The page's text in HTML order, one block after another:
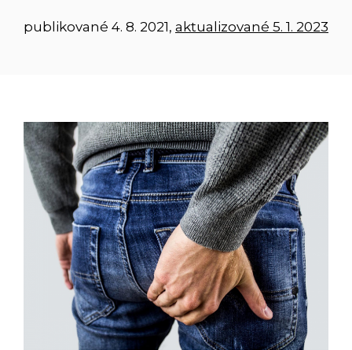
publikované 4. 8. 2021, aktualizované 5. 1. 2023